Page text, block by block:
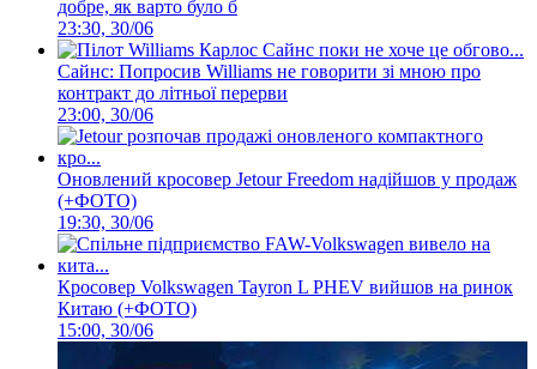
добре, як варто було б
23:30, 30/06
Сайнс: Попросив Williams не говорити зі мною про
контракт до літньої перерви
23:00, 30/06
Оновлений кросовер Jetour Freedom надійшов у продаж
(+ФОТО)
19:30, 30/06
Кросовер Volkswagen Tayron L PHEV вийшов на ринок
Китаю (+ФОТО)
15:00, 30/06